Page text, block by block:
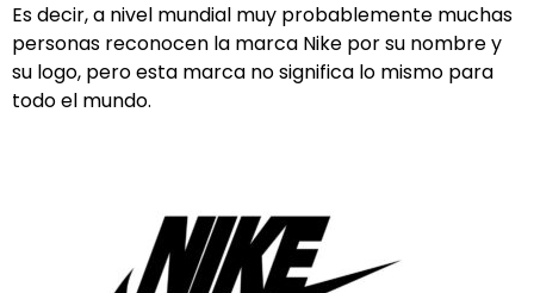
Es decir, a nivel mundial muy probablemente muchas
personas reconocen la marca Nike por su nombre y
su logo, pero esta marca no significa lo mismo para
todo el mundo.